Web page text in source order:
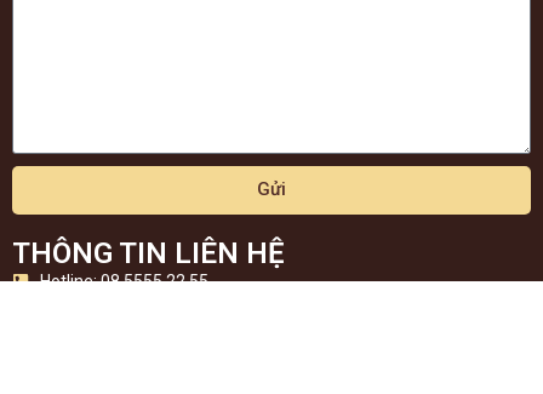
Gửi
THÔNG TIN LIÊN HỆ
Hotline: 08.5555.22.55